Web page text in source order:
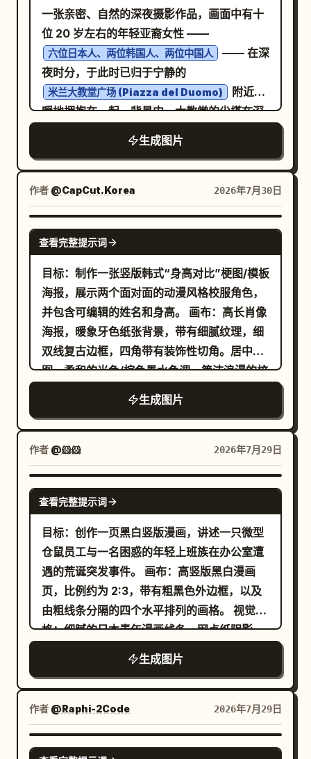
性的脸部和上半身完全可见，手部、勺子和甜
品杯之间的关系清晰准确。呈现真实的皮肤纹
理、细微毛孔、自然的碎发和真实的衣物褶
皱，不要过度磨皮。整体氛围轻松、甜蜜且逼
真，就像约会时被朋友捕捉到的瞬间，避免婚
(Negative Prompt) 画面中不能只有男性的
手，不能裁掉男性的脸，没有第三者，女性不
应自己拿着勺子，勺子不能悬空，勺子不能穿
过嘴部，没有手指畸形，没有多余的手臂，没
有共享的手部，没有面部扭曲，没有过度张
嘴，没有夸张的亲密动作，没有接吻，没有影
棚摆拍感，没有虚假的笑容，没有塑料质感的
皮肤，没有过度磨皮，没有动漫感，背景不杂
乱，甜品杯上没有乱码文字。
宇航员跪在前景中，手持头盔凝视着一颗发光
的星星；以及 1 只奶油橘色猫咪咖啡馆经理，
用后腿直立站着，自豪地用一只爪子递出一颗
发光的金星。画面中需包含 3 个清晰可见的黑
板项目：左侧的菜单项目，列出 Starlight
Blend、Moonbeam Latte、Meteor
Mocha、Cosmic Cocoa 和 Dusty Matcha
等饮品；吧台附近的一个小项目，上面写着咖
啡馆备注；以及前景的一个项目，写着
Today's Special 和 Starlight Blend。飞机
顶部应有一片巨大的机翼横跨，右侧可见一个
径向发动机和螺旋桨，设有一个开放的咖啡馆
窗口，温暖的琥珀色灯光与冷色调的月尘及蓝
渲染风格，5k 高清画质，魔幻现实主义，柔和
的轮廓光，闪烁的粒子，反光的宇航员头盔，
前景点缀花卉和盆栽，无现代城市元素，无额
外角色，无水印。
一张亲密、自然的深夜摄影作品，画面中有十
位 20 岁左右的年轻亚裔女性 ——
六位日本人、两位韩国人、两位中国人
—— 在深
夜时分，于此时已归于宁静的
米兰大教堂广场 (Piazza del Duomo)
附近温
暖地拥抱在一起。背景中，大教堂的尖塔在深
邃的夜空下发出柔和的光芒，广场上空无一
人。面向镜头的几位女性展现出清晰、各具特
色的东亚面部特征，脸上带着真诚而温暖的笑
容；其余人则从侧面拍摄或在拥抱中部分遮
挡，符合自然抓拍的群像构图。当环境光照亮
可见的面部时，皮肤呈现出真实的次表面散射
效果，微弱的高光柔和而温暖，保留了自然的
纹理。可见人物的发型各异，几缕发丝在亲密
的拥抱中自然散乱。她们穿着
随性的晚间混搭风格 —— 叠穿在吊带裙外的大廓
形外套，以及随意披挂的围巾
—— 呈现出一种深夜时分特有的松弛感与柔和
感。光线来自远处被照亮的大教堂尖塔，是低
环境光的推高 ISO 夜拍效果，柔和且低对比
度，安静的深蓝黑色背景将人群包裹其中。深
予了画面颗粒感十足、亲密且真实的深夜摄影
质感。纵横比 2:3。无水印，无文字覆盖，非
卡通，非插画，非动漫。
生成图片
作者 @CapCut.Korea 2026年7月30日
GPT IMAGE 2
查看完整提示词
目标：制作一张竖版韩式“身高对比”梗图/模板
海报，展示两个面对面的动漫风格校服角色，
并包含可编辑的姓名和身高。 画布：高长肖像
海报，暖象牙色纸张背景，带有细腻纹理，细
双线复古边框，四角带有装饰性切角。居中构
图，柔和的米色/棕色墨水色调，简洁浪漫的校
侧为短横线装饰，下方为醒目的韩文标题“키
비교”。标题下方放置两个小菱形点。标尺上方
写上“(cm)”。底部居中处写上“사랑과 키의 차
이♥”。 布局与计数元素：包含 2 个全身角
色：左侧为较矮的女生，右侧为较高的男生。
包含 1 个中央垂直身高标尺，刻度从 0 到 200
cm，每 10 cm 有数字标签。包含 2 条水平身
高参考线：一条位于女生头部，标注为“
160cm ”；另一条位于男生头部，标注为“
186cm ”。包含 2 个侧边信息块，每侧各一
个，分别包含韩文标签“이름:”和“키:”；左侧
块显示“키: 160cm ”，右侧块显示“키:
186cm ”。姓名栏留空，或在提供姓名时填
和 right name
个粉色爱心装饰，分别位于每个角色头顶上
方。 角色细节：左侧角色为娇小的动漫女高中
生，身高约 160 cm，留着长波浪深棕色卷
发，有刘海，身穿黑色西装外套、白衬衫、条
生成图片
作者 @🐹🐹 2026年7月29日
GPT IMAGE 2
查看完整提示词
目标：创作一页黑白竖版漫画，讲述一只微型
仓鼠员工与一名困惑的年轻上班族在办公室遭
遇的荒诞突发事件。 画布：高竖版黑白漫画
页，比例约为 2:3，带有粗黑色外边框，以及
由粗线条分隔的四个水平排列的画格。 视觉风
格：细腻的日本青年漫画线条，网点纸阴影，
干净的办公室透视，生动的表情，戏剧性的速
度线和锯齿状对话框。最后一格对比度高。无
色彩。 场景：现代化的日本开放式办公室，有
成排的办公桌、台式显示器、键盘、活页夹、
书架、隔断、窗户、荧光灯下的企业氛围以及
文件。仓鼠在桌上拥有一个微型办公区。 主要
生成图片
作者 @Raphi-2Code 2026年7月29日
GPT IMAGE 2